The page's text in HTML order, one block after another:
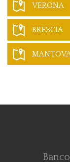
VERONA
BRESCIA